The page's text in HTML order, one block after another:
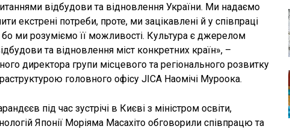
відбудови та відновлення України. Ми надаємо
екстрені потреби, проте, ми зацікавлені й у співпраці
ми розуміємо її можливості. Культура є джерелом
та відновлення міст конкретних країн», –
директора групи місцевого та регіонального розвитку
головного офісу JICA Наомічі Муроока.
під час зустрічі в Києві з міністром освіти,
Японії Моріяма Масахіто обговорили співпрацю та